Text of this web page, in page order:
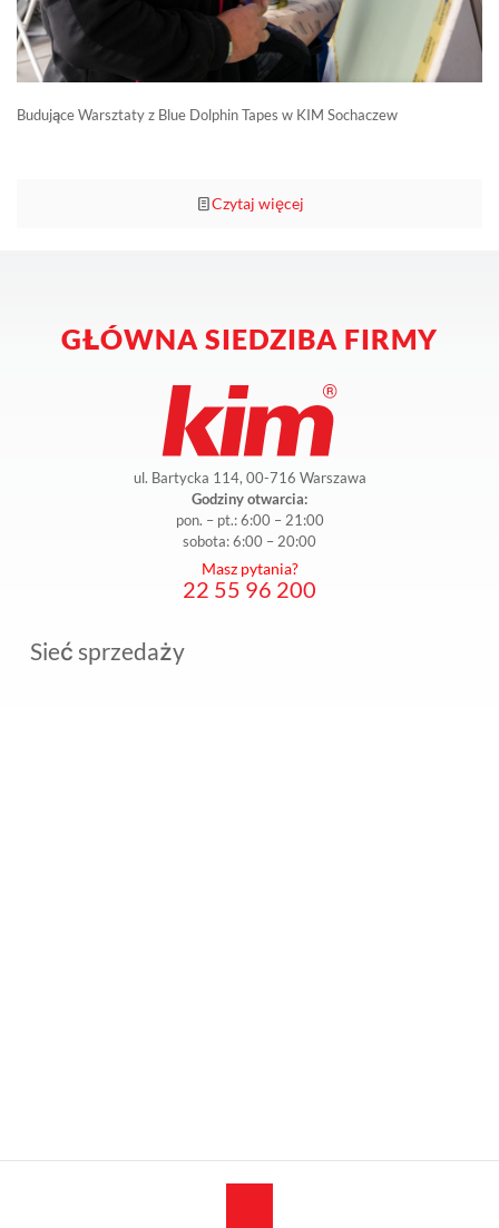
Budujące Warsztaty z Blue Dolphin Tapes w KIM Sochaczew
Czytaj więcej
GŁÓWNA SIEDZIBA FIRMY
ul. Bartycka 114, 00-716 Warszawa
Godziny otwarcia:
pon. – pt.: 6:00 – 21:00
sobota: 6:00 – 20:00
Masz pytania?
22 55 96 200
Sieć sprzedaży